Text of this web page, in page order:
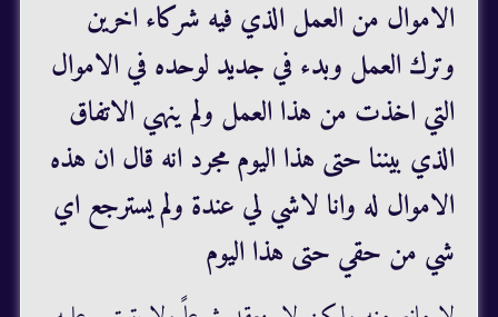
الاموال من العمل الذي فيه شركاء اخرين
وترك العمل وبدء في جديد لوحده في الاموال
التي اخذت من هذا العمل ولم ينهي الاتفاق
الذي بيننا حتى هذا اليوم مجرد انه قال ان هذه
الاموال له وانا لاشي لي عندة ولم يسترجع اي
شي من حقي حتى هذا اليوم